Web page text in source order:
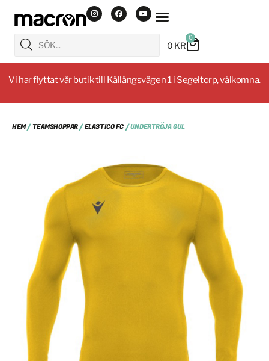
0 KR
0
Vi har flyttat vår butik till Källängsvägen 1 i Segeltorp, välkomna.
HEM/TEAMSHOPPAR/ELASTICO FC/ UNDERTRÖJA GUL